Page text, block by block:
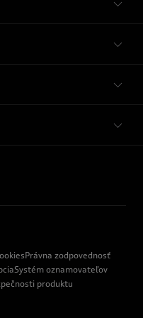
Právna zodpovednosť
Systém oznamovateľov
produktu